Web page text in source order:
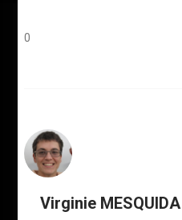
0
Virginie MESQUIDA